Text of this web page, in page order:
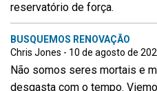
reservatório de força.
BUSQUEMOS RENOVAÇÃO
Chris Jones - 10 de agosto de
Não somos seres mortais e
desgasta com o tempo.